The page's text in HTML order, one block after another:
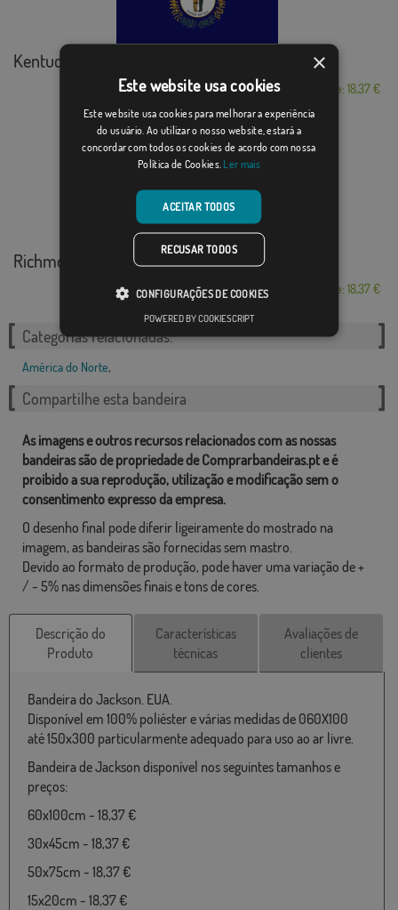
Kentucky
Desde: 18,37 €
Richmond
Desde: 18,37 €
Categorias relacionadas:
América do Norte,
Compartilhe esta bandeira
As imagens e outros recursos relacionados com as nossas
bandeiras são de propriedade de Comprarbandeiras.pt e é
proibido a sua reprodução, utilização e modificação sem o
consentimento expresso da empresa.
O desenho final pode diferir ligeiramente do mostrado na
imagem, as bandeiras são fornecidas sem mastro.
Devido ao formato de produção, pode haver uma variação de +
/ - 5% nas dimensões finais e tons de cores.
Descrição do
Produto
Características
técnicas
Avaliações de
clientes
Bandeira do Jackson. EUA.
Disponível em 100% poliéster e várias medidas de 060X100
até 150x300 particularmente adequado para uso ao ar livre.
Bandeira de Jackson disponível nos seguintes tamanhos e
preços:
60x100cm - 18,37 €
30x45cm - 18,37 €
50x75cm - 18,37 €
15x20cm - 18,37 €
×
Este website usa cookies
Este website usa cookies para melhorar a experiência
do usuário. Ao utilizar o nosso website, estará a
concordar com todos os cookies de acordo com nossa
Política de Cookies. Ler mais
ACEITAR TODOS
RECUSAR TODOS
CONFIGURAÇÕES DE COOKIES
POWERED BY COOKIESCRIPT